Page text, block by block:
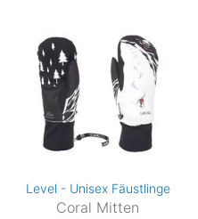
Level - Unisex Fäustlinge
Coral Mitten